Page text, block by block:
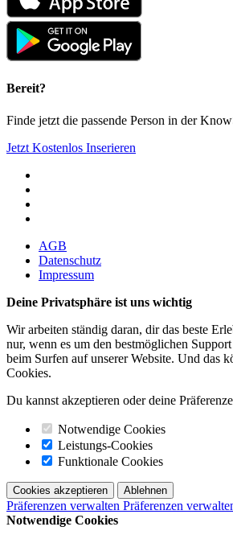
Bereit?
Finde jetzt die passende Person in der
Jetzt Kostenlos Inserieren
AGB
Datenschutz
Impressum
Deine Privatsphäre ist uns wichtig
Wir arbeiten ständig daran, dir das beste
nur, wenn es um den bestmöglichen
beim Surfen auf unserer Website. Und das
Cookies.
Du kannst akzeptieren oder deine
Notwendige Cookies
Leistungs-Cookies
Funktionale Cookies
Cookies akzeptieren Ablehnen
Präferenzen verwalten Präferenzen
Notwendige Cookies